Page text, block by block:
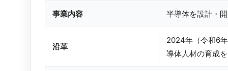
事業内容 半導体を設計・
沿革
2024年（令和6
導体人材の育成